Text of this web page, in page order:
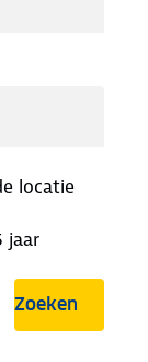
locatie
jaar
Zoeken